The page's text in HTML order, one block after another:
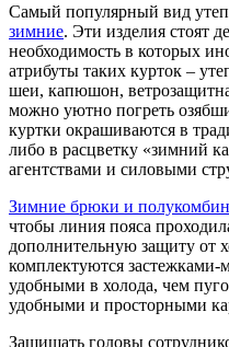
Самый популярный вид
зимние. Эти изделия стоят
необходимость в которых
атрибуты таких курток –
шеи, капюшон,
можно уютно погреть
куртки окрашиваются в
либо в расцветку «зимний
агентствами и силовыми
Зимние брюки и
чтобы линия пояса
дополнительную защиту от
комплектуются застежками-
удобными в холода, чем
удобными и просторными
Защищать головы